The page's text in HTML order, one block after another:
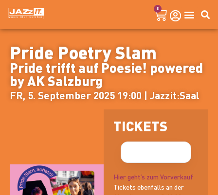
0
Pride Poetry Slam
Pride trifft auf Poesie! powered
by AK Salzburg
FR, 5. September 2025 19:00 | Jazzit:Saal
TICKETS
Hier geht’s zum Vorverkauf
Tickets ebenfalls an der